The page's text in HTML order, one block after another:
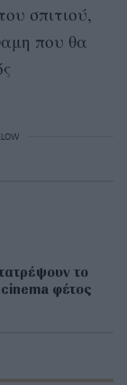
σπιτιού,
που θα
το
φέτος